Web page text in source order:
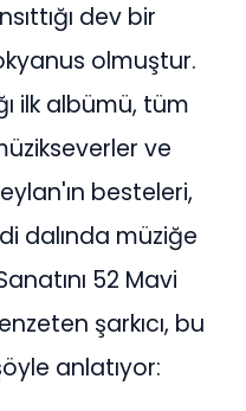
dev bir
olmuştur.
ilk albümü, tüm
ve
besteleri,
dalında müziğe
52 Mavi
şarkıcı, bu
anlatıyor: